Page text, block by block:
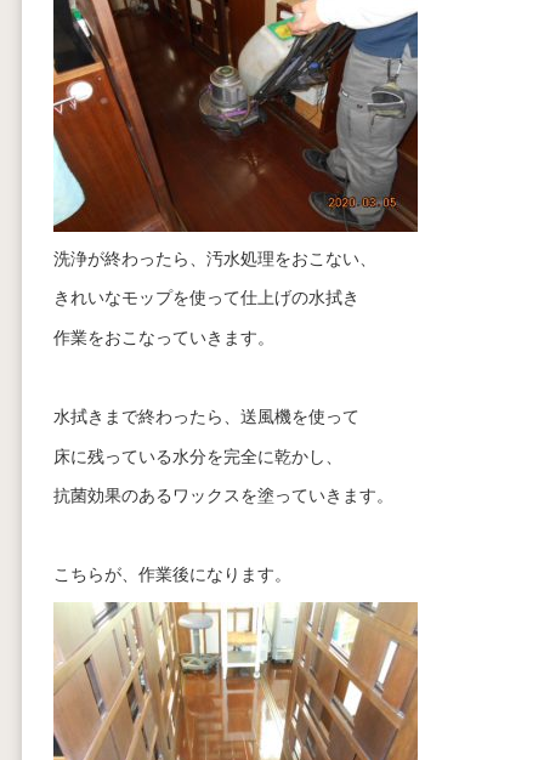
洗浄が終わったら、汚水処理をおこない、
きれいなモップを使って仕上げの水拭き
作業をおこなっていきます。
水拭きまで終わったら、送風機を使って
床に残っている水分を完全に乾かし、
抗菌効果のあるワックスを塗っていきます。
こちらが、作業後になります。